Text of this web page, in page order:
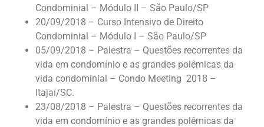
Condominial – Módulo II – São Paulo/SP
20/09/2018 – Curso Intensivo de Direito
Condominial – Módulo I – São Paulo/SP
05/09/2018 – Palestra – Questões recorrentes da
vida em condomínio e as grandes polêmicas da
vida condominial – Condo Meeting 2018 –
Itajaí/SC.
23/08/2018 – Palestra – Questões recorrentes da
vida em condomínio e as grandes polêmicas da